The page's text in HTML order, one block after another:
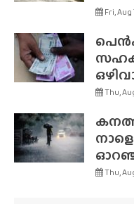
Fri, Aug
Thu,
Thu,